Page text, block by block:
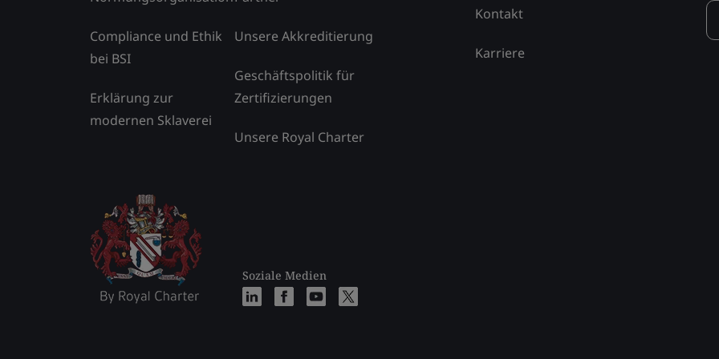
Compliance und Ethik
bei BSI
Erklärung zur
modernen Sklaverei
Unsere Akkreditierung
Geschäftspolitik für
Zertifizierungen
Unsere Royal Charter
Soziale Medien
Kontakt
Karriere